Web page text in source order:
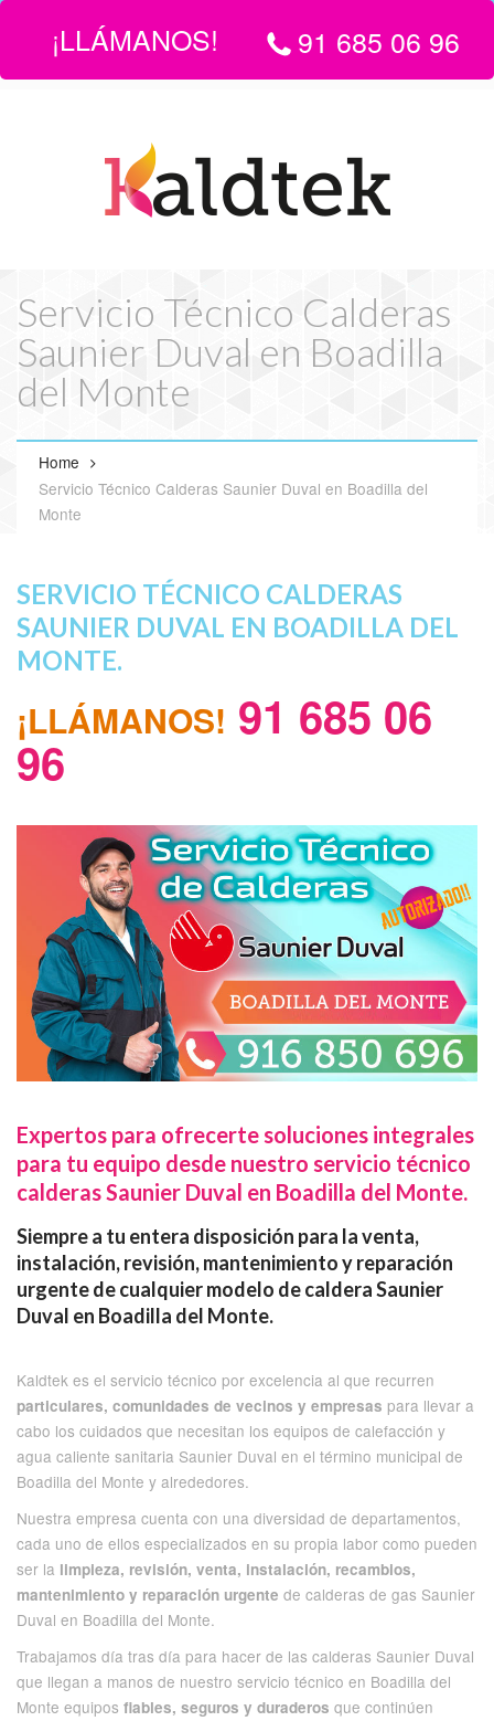
LLÁMANOS:916 850 696 | EMAIL
info@servicio-tecnico-de-
calderas-en-madrid.com
Servicio Técnico Calderas
Saunier Duval en Boadilla
del Monte
Home
Servicio Técnico Calderas Saunier Duval en Boadilla del
Monte
SERVICIO TÉCNICO CALDERAS
SAUNIER DUVAL EN BOADILLA DEL
MONTE.
¡LLÁMANOS! 91 685 06
96
Expertos para ofrecerte soluciones integrales
para tu equipo desde nuestro servicio técnico
calderas Saunier Duval en Boadilla del Monte.
Siempre a tu entera disposición para la venta,
instalación, revisión, mantenimiento y reparación
urgente de cualquier modelo de caldera Saunier
Duval en Boadilla del Monte.
Kaldtek es el servicio técnico por excelencia al que recurren
particulares, comunidades de vecinos y empresas para llevar a
cabo los cuidados que necesitan los equipos de calefacción y
agua caliente sanitaria Saunier Duval en el término municipal de
Boadilla del Monte y alrededores.
Nuestra empresa cuenta con una diversidad de departamentos,
cada uno de ellos especializados en su propia labor como pueden
ser la limpieza, revisión, venta, instalación, recambios,
mantenimiento y reparación urgente de calderas de gas Saunier
Duval en Boadilla del Monte.
Trabajamos día tras día para hacer de las calderas Saunier Duval
que llegan a manos de nuestro servicio técnico en Boadilla del
Monte equipos fiables, seguros y duraderos que continúen
¡LLÁMANOS! 91 685 06 96